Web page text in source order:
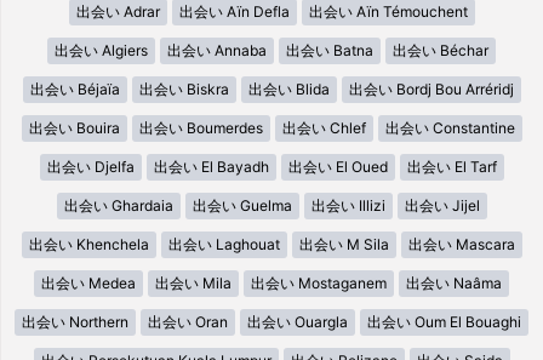
出会い Adrar 出会い Aïn Defla 出会い Aïn Témouchent
出会い Algiers 出会い Annaba 出会い Batna 出会い Béchar
出会い Béjaïa 出会い Biskra 出会い Blida 出会い Bordj Bou Arréridj
出会い Bouira 出会い Boumerdes 出会い Chlef 出会い Constantine
出会い Djelfa 出会い El Bayadh 出会い El Oued 出会い El Tarf
出会い Ghardaia 出会い Guelma 出会い Illizi 出会い Jijel
出会い Khenchela 出会い Laghouat 出会い M Sila 出会い Mascara
出会い Medea 出会い Mila 出会い Mostaganem 出会い Naâma
出会い Northern 出会い Oran 出会い Ouargla 出会い Oum El Bouaghi